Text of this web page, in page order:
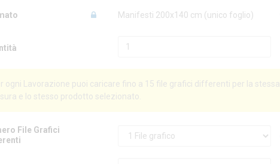
Manifesti 200x140 cm (unico foglio)
ogni Lavorazione puoi caricare fino a 15 file grafici differenti per la stessa
e lo stesso prodotto selezionato.
File Grafici